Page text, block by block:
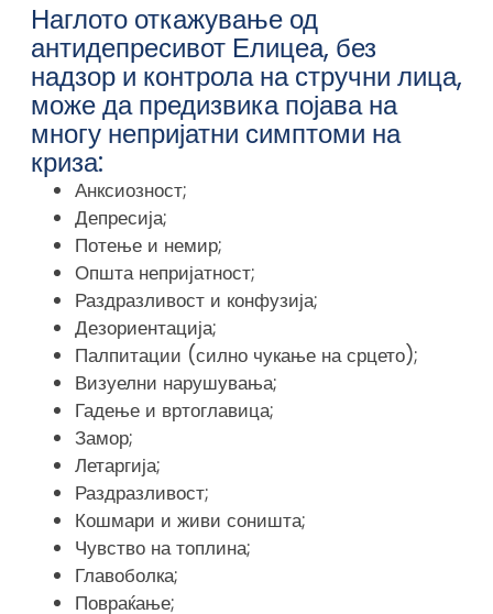
Наглото откажување од
антидепресивот Елицеа, без
надзор и контрола на стручни лица,
може да предизвика појава на
многу непријатни симптоми на
криза:
Анксиозност;
Депресија;
Потење и немир;
Општа непријатност;
Раздразливост и конфузија;
Дезориентација;
Палпитации (силно чукање на срцето);
Визуелни нарушувања;
Гадење и вртоглавица;
Замор;
Летаргија;
Раздразливост;
Кошмари и живи соништа;
Чувство на топлина;
Главоболка;
Повраќање;